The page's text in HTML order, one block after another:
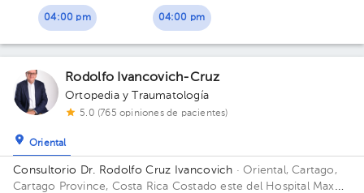
04:00 pm 04:00 pm
Rodolfo Ivancovich-Cruz
Ortopedia y Traumatología
5.0 (765 opiniones de pacientes)
Oriental
Consultorio Dr. Rodolfo Cruz Ivancovich · Oriental, Cartago,
Cartago Province, Costa Rica Costado este del Hospital Max